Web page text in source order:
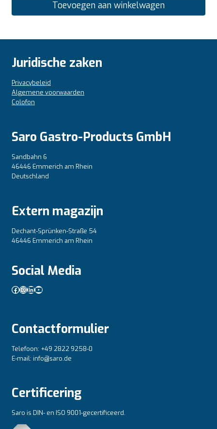
Toevoegen aan winkelwagen
Juridische zaken
Privacybeleid
Algemene voorwaarden
Colofon
Saro Gastro-Products GmbH
Sandbahn 6
46446 Emmerich am Rhein
Deutschland
Extern magazijn
Dechant-Sprünken-Straße 54
46446 Emmerich am Rhein
Social Media
Facebook
Instagram
LinkedIn
YouTube
Contactformulier
Telefoon: +49 2822 9258-0
E-mail: info@saro.de
Certificering
Saro is DIN- en ISO 9001-gecertificeerd.